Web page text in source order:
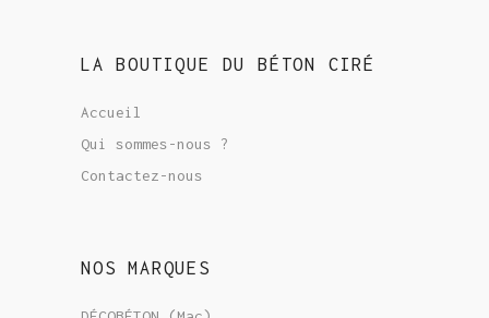
LA BOUTIQUE DU BÉTON CIRÉ
Accueil
Qui sommes-nous ?
Contactez-nous
NOS MARQUES